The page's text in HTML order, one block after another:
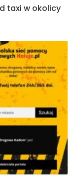
taxi w okolicy